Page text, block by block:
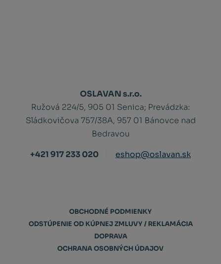
OSLAVAN s.r.o.
Ružová 224/5, 905 01 Senica; Prevádzka:
Sládkovičova 757/38A, 957 01 Bánovce nad
Bedravou
+421 917 233 020
eshop@oslavan.sk
OBCHODNÉ PODMIENKY
ODSTÚPENIE OD KÚPNEJ ZMLUVY / REKLAMÁCIA
DOPRAVA
OCHRANA OSOBNÝCH ÚDAJOV